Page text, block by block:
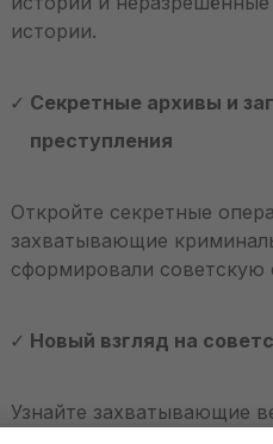
истории.
Секретные архивы и
преступления
Откройте секретные
захватывающие
сформировали советскую
Новый взгляд на
Узнайте захватывающие